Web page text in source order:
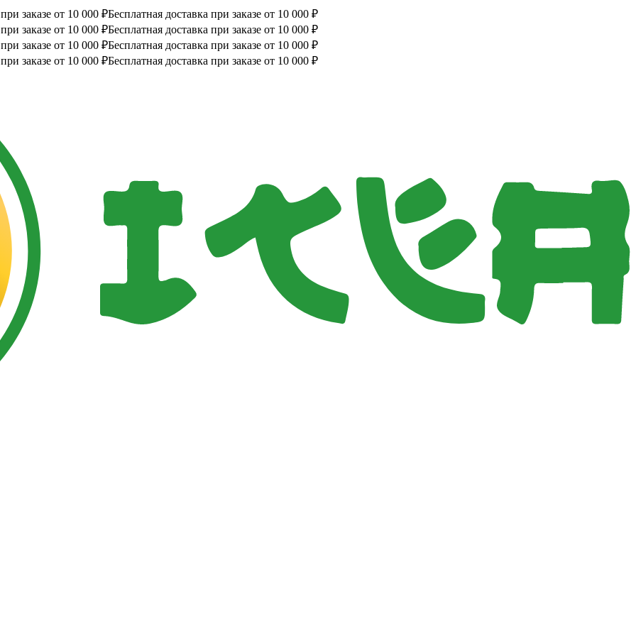
заказе от 10 000 ₽Бесплатная доставка при заказе от 10 000 ₽
заказе от 10 000 ₽Бесплатная доставка при заказе от 10 000 ₽
заказе от 10 000 ₽Бесплатная доставка при заказе от 10 000 ₽
заказе от 10 000 ₽Бесплатная доставка при заказе от 10 000 ₽